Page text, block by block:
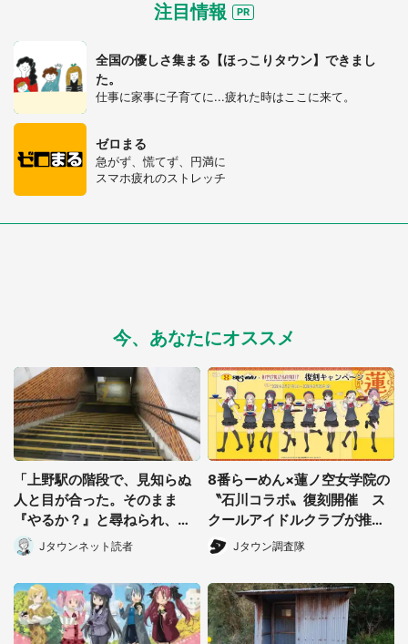
選択する
注目情報
全国の優しさ集まる【ほっこりタウン】できまし
た。
仕事に家事に子育てに...疲れた時はここに来て。
ゼロまる
急がず、慌てず、円満に
スマホ疲れのストレッチ
今、あなたにオススメ
「上野駅の階段で、見知らぬ
人と目が合った。そのまま
『やるか？』と尋ねられ、私
たちは2人ですぐさま...」（茨
城県・70代男性）
Jタウンネット読者
8番らーめん×蓮ノ空女学院の
〝石川コラボ〟復刻開催 ス
クールアイドルクラブが推し
メニュー手に再登場
Jタウン調査隊